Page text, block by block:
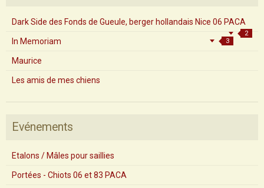
Dark Side des Fonds de Gueule, berger hollandais Nice 06 PACA
2
In Memoriam 3
Maurice
Les amis de mes chiens
Evénements
Etalons / Mâles pour saillies
Portées - Chiots 06 et 83 PACA